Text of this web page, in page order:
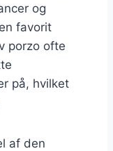
og
favorit
porzo ofte
på, hvilket
af den